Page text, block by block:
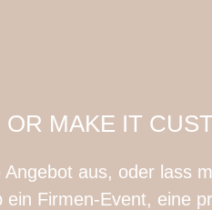
MAKE IT
aus, oder lass
Firmen-Event, eine